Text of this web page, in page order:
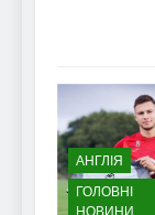
АНГЛІЯ
ГОЛОВНІ